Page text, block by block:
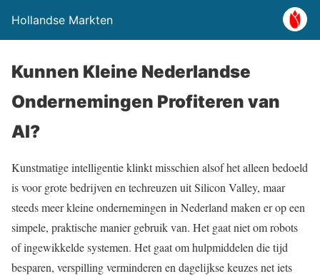
Hollandse Markten
Kunnen Kleine Nederlandse
Ondernemingen Profiteren van
AI?
Kunstmatige intelligentie klinkt misschien alsof het alleen bedoeld
is voor grote bedrijven en techreuzen uit Silicon Valley, maar
steeds meer kleine ondernemingen in Nederland maken er op een
simpele, praktische manier gebruik van. Het gaat niet om robots
of ingewikkelde systemen. Het gaat om hulpmiddelen die tijd
besparen, verspilling verminderen en dagelijkse keuzes net iets